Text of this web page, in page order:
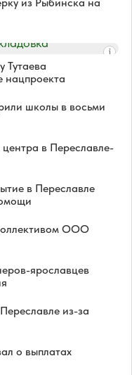
Тутаева
нацпроекта
школы в восьми
центра в Переславле-
в Переславле
ООО
ярославцев
из-за
о выплатах